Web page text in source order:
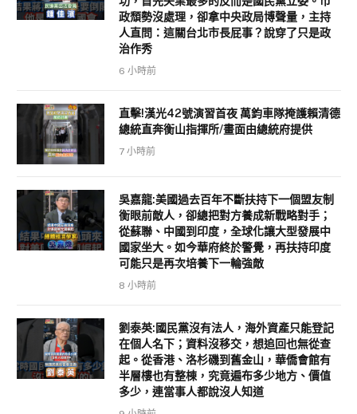
政頹勢沒處理，卻拿中央政局博聲量，主持
人直問：這關台北市長屁事？說穿了只是政
治作秀
6 小時前
直擊!漢光42號演習首夜 萬鈞車隊掩護賴清德
總統直奔衡山指揮所/畫面由總統府提供
7 小時前
吳嘉龍:美國過去百年不斷扶持下一個盟友制
衡眼前敵人，卻總把對方養成新戰略對手；
從蘇聯、中國到印度，全球化讓大型發展中
國家坐大。如今華府終於警覺，再扶持印度
可能只是再次培養下一輪強敵
8 小時前
劉泰英:國民黨沒有法人，海外資產只能登記
在個人名下；資料沒移交，想追回也無從查
起。從香港、洛杉磯到舊金山，華僑會館有
半層樓也有整棟，究竟遍布多少地方、價值
多少，連當事人都說沒人知道